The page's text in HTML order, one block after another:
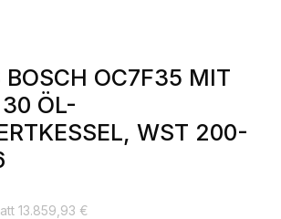
BOSCH OC7F35 MIT
ÖL-
WST 200-
13.859,93 €